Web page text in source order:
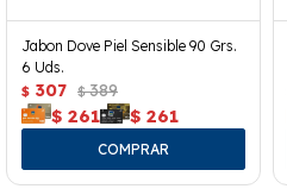
Jabon Dove Piel Sensible 90 Grs.
6 Uds.
$ 307 $ 389
$ 261 $ 261